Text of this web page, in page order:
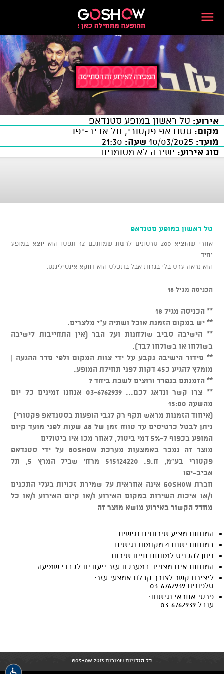
אירוע: טל ראשון במופע סטנדאפ
מקום: סטנדאפ פקטורי, תל אביב-יפו
מועד:
שעה:
סוג אירוע: ישיבה לא מסומנים
טל ראשון במופע סטנדאפ
אחרי שהוציא 200 סרטונים לרשת שמותכם 12 תפסו הוא יוצא במופע
יחיד.
הוא נראה ערס בלי בגרות אבל בתכלס הוא דווקא אינטיליגנט.
הכניסה מגיל 18
** הכניסה מגיל 18
** יש במקום הזמנת אוכל ושתיה ע"י מלצרים.
** הישיבה סביב שולחנות ועל הבר (אין התחייבות לישיבה
בשולחן או בשולחן לבד).
** סידור הישיבה נקבע על ידי צוות המקום ולפי סדר ההגעה |
מומלץ להגיע כ45 דקות לפני תחילת המופע.
** הזמנתם בנפרד ורוצים לשבת ביחד ?
** צרו קשר ונדאג לכם... 03-6762939 אנחנו זמינים כל יום
מהשעה 15:00
(איחוד הזמנות מראש תקף רק לגבי הופעות בסטנדאפ פקטורי)
ניתן לבטל כרטיסים עד טווח זמן של 48 שעות לפני מועד קיום
המופע בכפוף ל-5% דמי ביטול, לאחר מכן אין ביטולים
מוצר זה נמכר באמצעות מערכת GOSHOW על ידי סטנדאפ
פקטורי בע"מ, ח.פ. 515124220 מרח' שביל המרץ 5, תל
אביב-יפו
חברת GOSHOW אינה אחראית על שמירת זכויות בעלי התכנים
ו/או איכות השירות במקום האירוע ו/או קיום האירוע ו/או כל
מחדל הקשור באירוע מושא מוצר זה
המתחם מציע שירותים נגישים
במתחם ישנם 4 מקומות נגישים
ניתן להכניס למתחם חיית שירות
המתחם אינו מצוייד במערכת עזר ייעודית לכבדי שמיעה
ליצירת קשר לצורך קבלת אמצעי עזר:
טלפונית 03-6762939
פרטי אחראי נגישות:
ענבל 03-6762939
כל הזכויות שמורות GoShow 2013